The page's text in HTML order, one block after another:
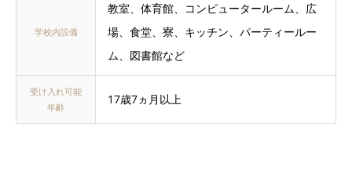
学校内設備
教室、体育館、コンピュータールーム、広
場、食堂、寮、キッチン、パーティールー
ム、図書館など
受け入れ可能
年齢
17歳7ヵ月以上